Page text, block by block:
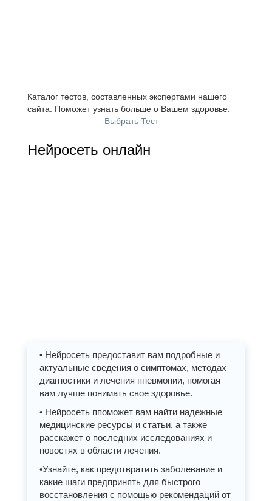
Каталог тестов, составленных экспертами нашего
сайта. Поможет узнать больше о Вашем здоровье.
Выбрать Тест
Нейросеть онлайн
• Нейросеть предоставит вам подробные и
актуальные сведения о симптомах, методах
диагностики и лечения пневмонии, помогая
вам лучше понимать свое здоровье.
• Нейросеть ппоможет вам найти надежные
медицинские ресурсы и статьи, а также
расскажет о последних исследованиях и
новостях в области лечения.
•Узнайте, как предотвратить заболевание и
какие шаги предпринять для быстрого
восстановления с помощью рекомендаций от